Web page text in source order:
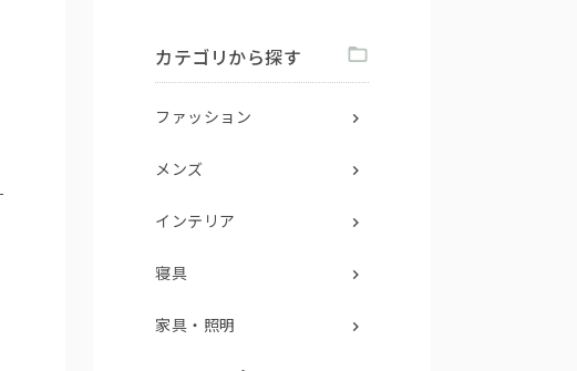
カテゴリから探す
ファッション
メンズ
インテリア
寝具
家具・照明